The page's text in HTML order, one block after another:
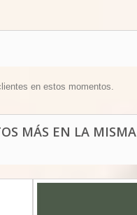
en estos momentos.
MÁS EN LA MISMA